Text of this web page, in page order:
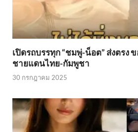
เปิดรถบรรทุก “ชมพู่-น็อต” ส่งตรง
ชายแดนไทย-กัมพูชา
30 กรกฎาคม 2025